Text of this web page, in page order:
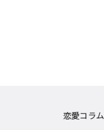
恋愛コラム